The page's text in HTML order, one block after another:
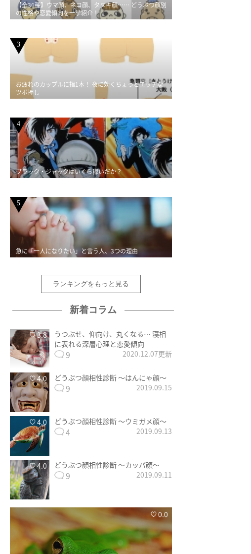
【全36種】ウマ顔、ネコ顔、タヌキ顔…… どうぶつ顔別
の性格や恋愛傾向を一挙紹介！
3
お疲れのカップルに指1本！ 夜に効くちょっとエッチな
ツボ押し
4
ブラック・ジャックはいくら稼いだか？
5
急に「一人になりたい」と言う人、3つの理由
ランキングをもっと見る
新着コラム
3.8
うつぶせ、仰向け、丸くなる… 寝相
に表れる深層心理と恋愛傾向
9 2020.12.07更新
4.0 どうぶつ顔相性診断 〜はんにゃ顔〜
9 2019.09.15
4.0 どうぶつ顔相性診断 〜ウミガメ顔〜
4 2019.09.13
4.0 どうぶつ顔相性診断 〜カッパ顔〜
9 2019.09.11
0.0